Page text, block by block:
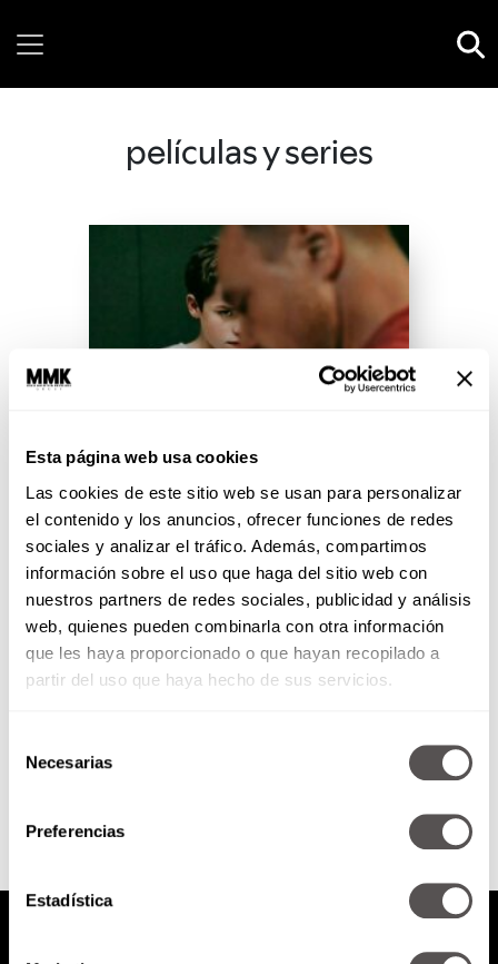
Esta página web usa cookies
Las cookies de este sitio web se usan para personalizar
el contenido y los anuncios, ofrecer funciones de redes
sociales y analizar el tráfico. Además, compartimos
información sobre el uso que haga del sitio web con
nuestros partners de redes sociales, publicidad y análisis
web, quienes pueden combinarla con otra información
que les haya proporcionado o que hayan recopilado a
partir del uso que haya hecho de sus servicios.
Necesarias
Preferencias
Estadística
películas y series
Series y películas que deben ver
si les gustó «Adolescencia»
Si están obsesionadas como
nosotras con este lanzamiento,
aquí una lista de series parecidas
a "Adolescencia" de Netflix.